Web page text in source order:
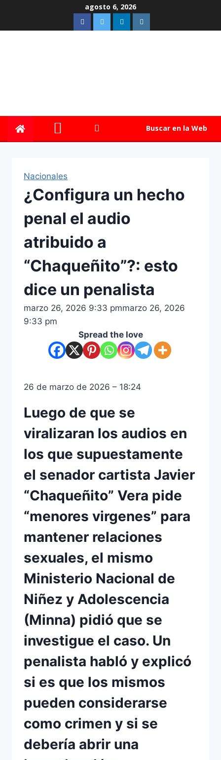
agosto 6, 2026
Buscar en la Web
Nacionales
¿Configura un hecho
penal el audio
atribuido a
“Chaqueñito”?: esto
dice un penalista
marzo 26, 2026 9:33 pmmarzo 26, 2026
9:33 pm
Spread the love
26 de marzo de 2026 – 18:24
Luego de que se
viralizaran los audios en
los que supuestamente
el senador cartista Javier
“Chaqueñito” Vera pide
“menores virgenes” para
mantener relaciones
sexuales, el mismo
Ministerio Nacional de
Niñez y Adolescencia
(Minna) pidió que se
investigue el caso. Un
penalista habló y explicó
si es que los mismos
pueden considerarse
como crimen y si se
debería abrir una